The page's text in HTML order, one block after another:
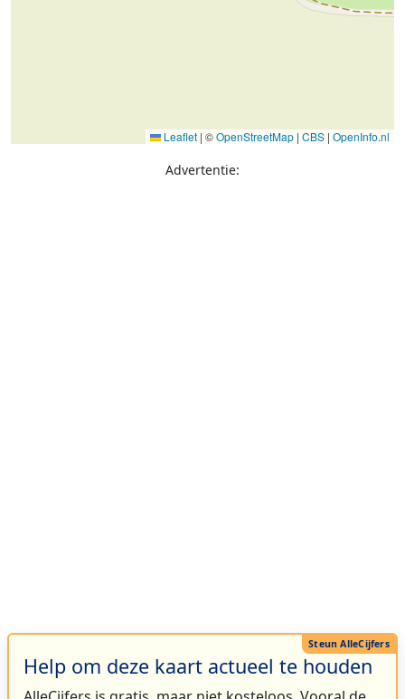
Leaflet | ©OpenStreetMap | CBS | OpenInfo.nl
Advertentie:
Help om deze kaart actueel te houden